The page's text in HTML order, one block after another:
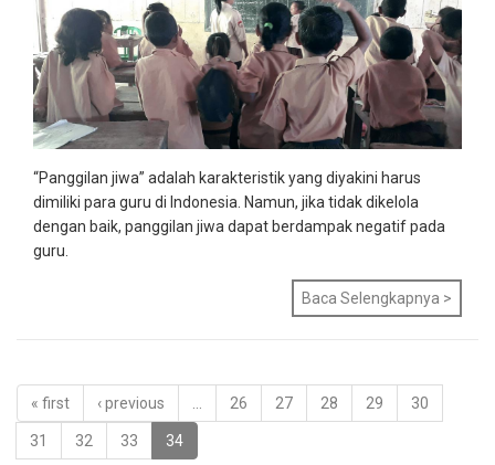
“Panggilan jiwa” adalah karakteristik yang diyakini harus
dimiliki para guru di Indonesia. Namun, jika tidak dikelola
dengan baik, panggilan jiwa dapat berdampak negatif pada
guru
Baca Selengkapnya >
« first ‹ previous 26 27 28 29 30
31 32 33 34